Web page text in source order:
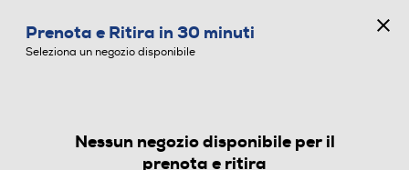
ASPIRAPOLVERE A BIDONE
Prenota e Ritira in 30 minuti
Seleziona un negozio disponibile
Nessun negozio disponibile per il
prenota e ritira